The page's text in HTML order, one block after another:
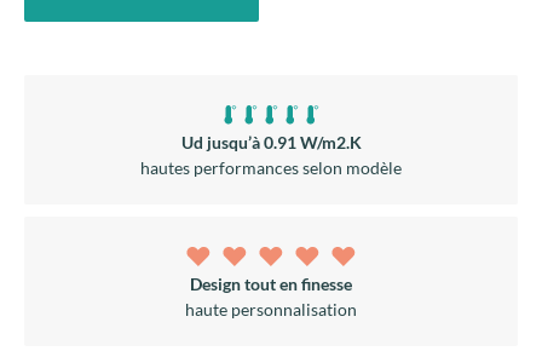
Ud jusqu’à 0.91 W/m2.K
hautes performances selon modèle
Design tout en finesse
haute personnalisation